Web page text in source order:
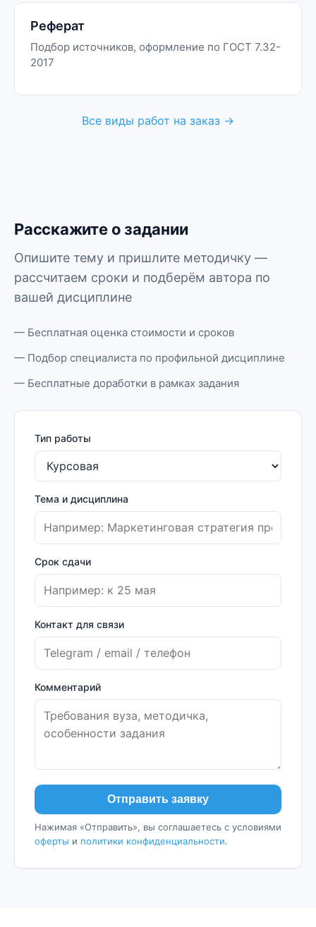
Реферат
Подбор источников, оформление по ГОСТ 7.32-
2017
Все виды работ на заказ →
Расскажите о задании
Опишите тему и пришлите методичку —
рассчитаем сроки и подберём автора по
вашей дисциплине
— Бесплатная оценка стоимости и сроков
— Подбор специалиста по профильной дисциплине
— Бесплатные доработки в рамках задания
Тип работы
Тема и дисциплина
Срок сдачи
Контакт для связи
Комментарий
Отправить заявку
Нажимая «Отправить», вы соглашаетесь с условиями
оферты и политики конфиденциальности.